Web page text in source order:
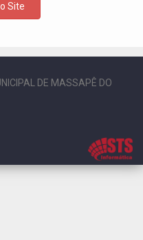
Site
DE MASSAPÊ DO